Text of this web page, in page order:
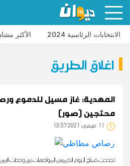
الانتخابات الرئاسية 2024 الأكثر
اغلاق الطريق
المهدية: غاز مسيل للدموع
محتجين (صور)
11 13:57 2021 فيفري
تجددت صباح اليوم الخميس المواجهات بين وحدات